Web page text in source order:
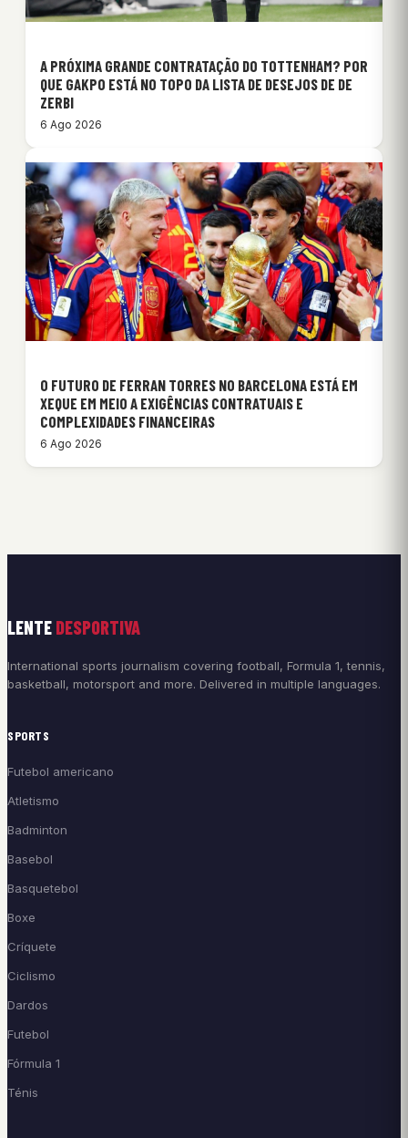
A PRÓXIMA GRANDE CONTRATAÇÃO DO TOTTENHAM? POR
QUE GAKPO ESTÁ NO TOPO DA LISTA DE DESEJOS DE DE
ZERBI
6 Ago 2026
O FUTURO DE FERRAN TORRES NO BARCELONA ESTÁ EM
XEQUE EM MEIO A EXIGÊNCIAS CONTRATUAIS E
COMPLEXIDADES FINANCEIRAS
6 Ago 2026
LENTE DESPORTIVA
International sports journalism covering football, Formula 1, tennis,
basketball, motorsport and more. Delivered in multiple languages.
SPORTS
Futebol americano
Atletismo
Badminton
Basebol
Basquetebol
Boxe
Críquete
Ciclismo
Dardos
Futebol
Fórmula 1
Ténis